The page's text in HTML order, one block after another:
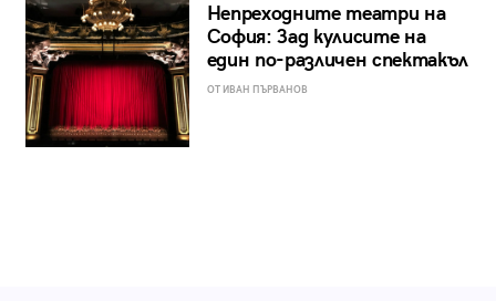
Непреходните театри на
София: Зад кулисите на
един по-различен спектакъл
ОТ ИВАН ПЪРВАНОВ